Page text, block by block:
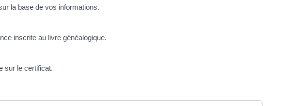
la base de vos informations.
inscrite au livre généalogique.
sur le certificat.